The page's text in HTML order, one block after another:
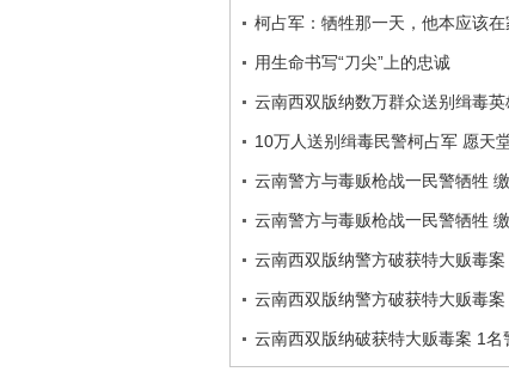
柯占军：牺牲那一天，他本应该在
用生命书写“刀尖”上的忠诚
云南西双版纳数万群众送别缉毒
10万人送别缉毒民警柯占军 愿天
云南警方与毒贩枪战一民警牺牲
云南警方与毒贩枪战一民警牺牲
云南西双版纳警方破获特大贩毒
云南西双版纳警方破获特大贩毒
云南西双版纳破获特大贩毒案 1名